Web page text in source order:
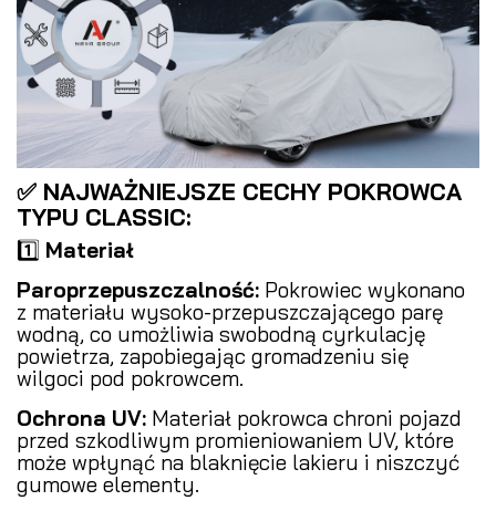
✅ NAJWAŻNIEJSZE CECHY POKROWCA
TYPU CLASSIC:
1️⃣ Materiał
Paroprzepuszczalność: Pokrowiec wykonano
z materiału wysoko-przepuszczającego parę
wodną, co umożliwia swobodną cyrkulację
powietrza, zapobiegając gromadzeniu się
wilgoci pod pokrowcem.
Ochrona UV: Materiał pokrowca chroni pojazd
przed szkodliwym promieniowaniem UV, które
może wpłynąć na blaknięcie lakieru i niszczyć
gumowe elementy.